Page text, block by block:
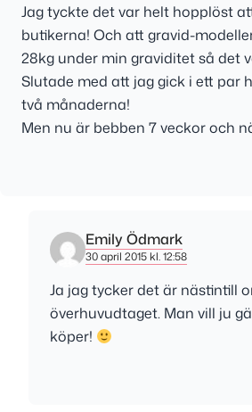
Jag tyckte det var helt hopplöst
butikerna! Och att gravid-
28kg under min graviditet så det
Slutade med att jag gick i ett par
två månaderna!
Men nu är bebben 7 veckor och
Emily Ödmark
30 april 2015 kl. 12:58
Ja jag tycker det är nästintill
överhuvudtaget. Man vill ju
köper!